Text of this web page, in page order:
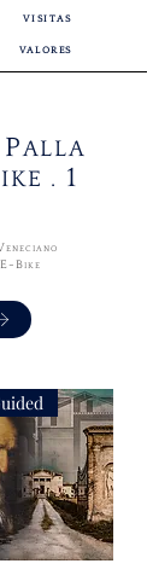
VISITAS
VALORES
PALLA
IKE . 1
ENECIANO
E-BIKE